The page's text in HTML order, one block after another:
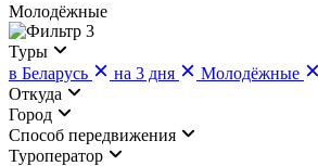
Молодёжные
3
Туры
в Беларусь
на 3 дня
Молодёжные
Откуда
Город
Cпособ передвижения
Туроператор